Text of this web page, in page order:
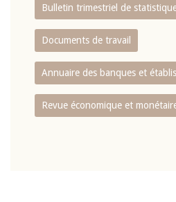
Bulletin trimestriel de
Documents de travail
Annuaire des banques et
Revue économique et